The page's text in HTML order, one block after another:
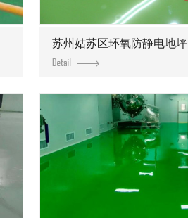
苏州姑苏区环氧防静电地坪